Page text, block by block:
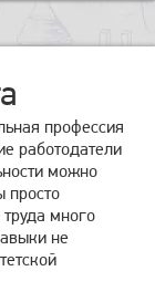
профессия
работодатели
можно
просто
много
не